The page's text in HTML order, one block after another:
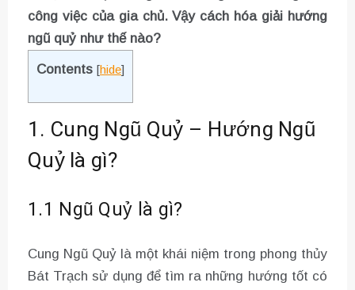
công việc của gia chủ. Vậy cách hóa giải hướng
ngũ quỷ như thế nào?
Contents [hide]
1. Cung Ngũ Quỷ – Hướng Ngũ
Quỷ là gì?
1.1 Ngũ Quỷ là gì?
Cung Ngũ Quỷ là một khái niệm trong phong thủy
Bát Trạch sử dụng để tìm ra những hướng tốt có